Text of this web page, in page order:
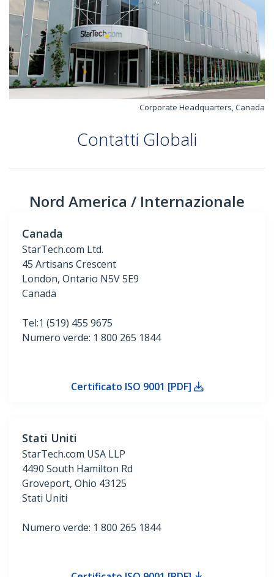
Corporate Headquarters, Canada
Contatti Globali
Nord America / Internazionale
Canada
StarTech.com Ltd.
45 Artisans Crescent
London, Ontario N5V 5E9
Canada
Tel:1 (519) 455 9675
Numero verde: 1 800 265 1844
Certificato ISO 9001 [PDF]
Stati Uniti
StarTech.com USA LLP
4490 South Hamilton Rd
Groveport, Ohio 43125
Stati Uniti
Numero verde: 1 800 265 1844